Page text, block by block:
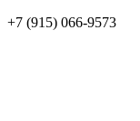
+7 (915) 066-9573